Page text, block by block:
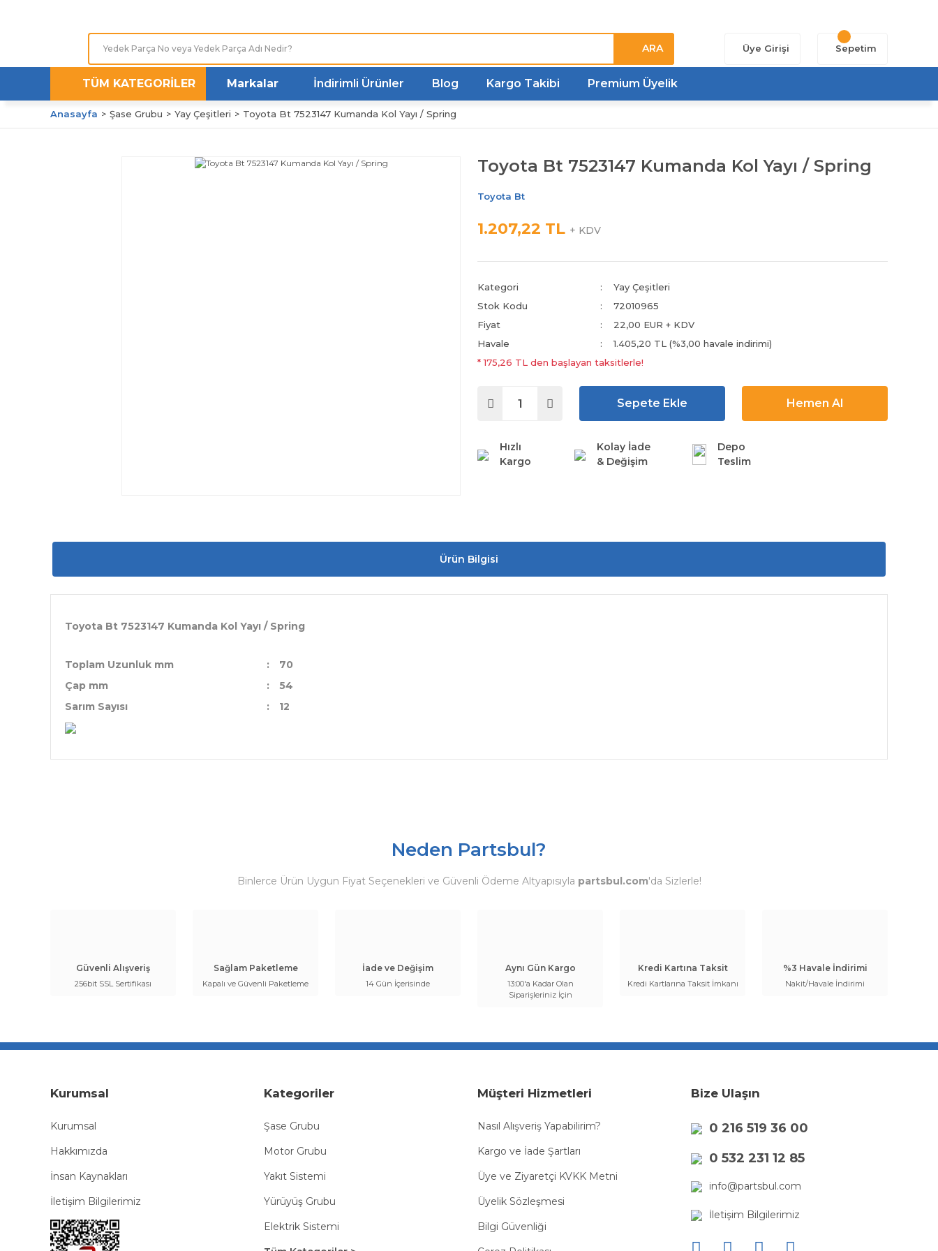
ARA Üye Girişi Sepetim
TÜM KATEGORİLER Markalar İndirimli Ürünler Blog Kargo Takibi Premium Üyelik
Anasayfa Şase Grubu Yay Çeşitleri Toyota Bt 7523147 Kumanda Kol Yayı / Spring
Toyota Bt 7523147 Kumanda Kol Yayı / Spring
Toyota Bt
1.207,22 TL + KDV
Kategori
Yay Çeşitleri
Stok Kodu
72010965
Fiyat
22,00 EUR + KDV
Havale
1.405,20 TL (%3,00 havale indirimi)
* 175,26 TL den başlayan taksitlerle!
Sepete Ekle Hemen Al
Hızlı
Kargo
Kolay İade
& Değişim
Depo
Teslim
Ürün Bilgisi
Toyota Bt 7523147 Kumanda Kol Yayı / Spring
Toplam Uzunluk mm :
70
Çap mm
:
54
Sarım Sayısı
: 12
Neden Partsbul?
Binlerce Ürün Uygun Fiyat Seçenekleri ve Güvenli Ödeme Altyapısıyla partsbul.com'da Sizlerle!
Güvenli Alışveriş
256bit SSL Sertifikası
Sağlam Paketleme
Kapalı ve Güvenli Paketleme
İade ve Değişim
14 Gün İçerisinde
Aynı Gün Kargo
13:00'a Kadar Olan
Siparişleriniz İçin
Kredi Kartına Taksit
Kredi Kartlarına Taksit İmkanı
%3 Havale İndirimi
Nakit/Havale İndirimi
Kurumsal
Kurumsal
Hakkımızda
İnsan Kaynakları
İletişim Bilgilerimiz
Kategoriler
Şase Grubu
Motor Grubu
Yakıt Sistemi
Yürüyüş Grubu
Elektrik Sistemi
Müşteri Hizmetleri
Nasıl Alışveriş Yapabilirim?
Kargo ve İade Şartları
Üye ve Ziyaretçi KVKK Metni
Üyelik Sözleşmesi
Bilgi Güvenliği
Bize Ulaşın
0 216 519 36 00
0 532 231 12 85
info@partsbul.com
İletişim Bilgilerimiz